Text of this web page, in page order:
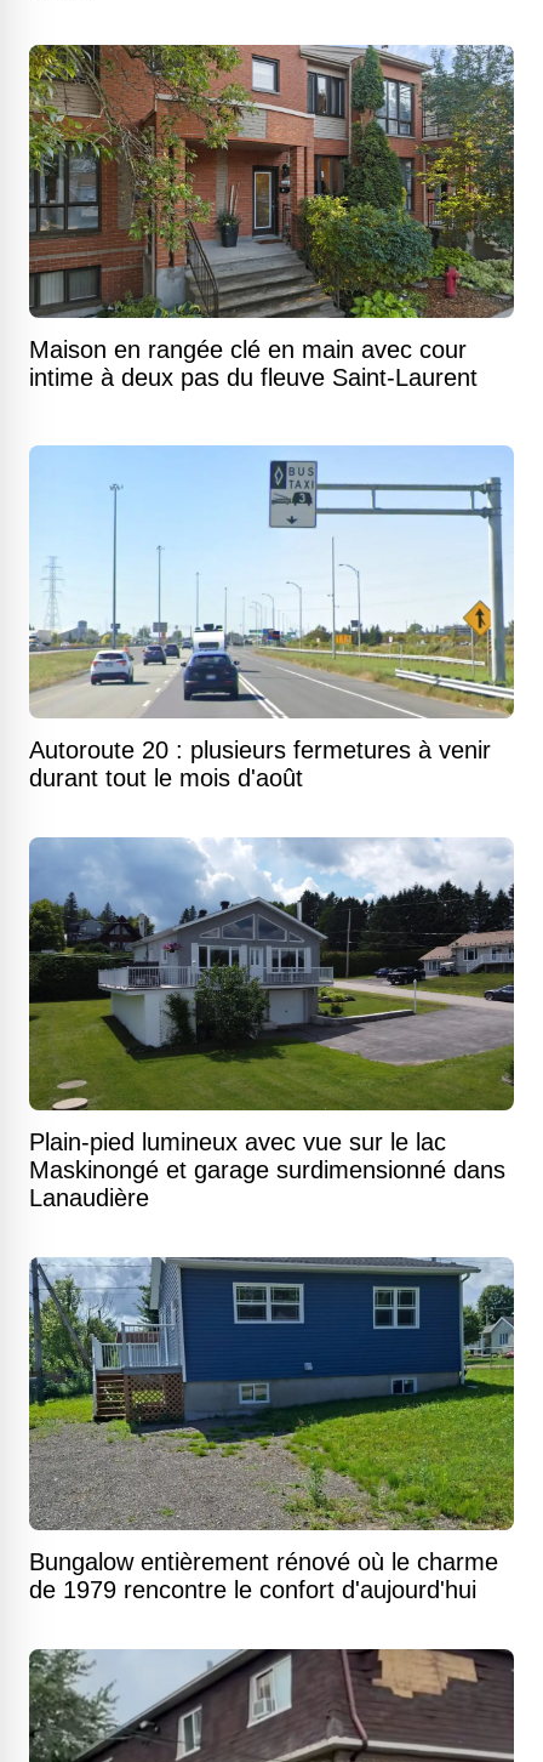
Maison en rangée clé en main avec cour
intime à deux pas du fleuve Saint-Laurent
Autoroute 20 : plusieurs fermetures à venir
durant tout le mois d'août
Plain-pied lumineux avec vue sur le lac
Maskinongé et garage surdimensionné dans
Lanaudière
Bungalow entièrement rénové où le charme
de 1979 rencontre le confort d'aujourd'hui